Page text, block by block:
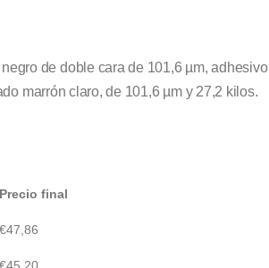
de doble cara de 101,6 µm, adhesivo
marrón claro, de 101,6 µm y 27,2 kilos.
Precio final
€47,86
€45,20